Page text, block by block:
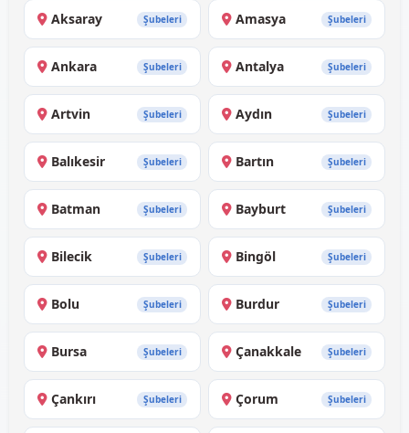
Aksaray Şubeleri Amasya Şubeleri
Ankara Şubeleri Antalya Şubeleri
Artvin Şubeleri Aydın Şubeleri
Balıkesir Şubeleri Bartın Şubeleri
Batman Şubeleri Bayburt Şubeleri
Bilecik Şubeleri Bingöl Şubeleri
Bolu Şubeleri Burdur Şubeleri
Bursa Şubeleri Çanakkale Şubeleri
Çankırı Şubeleri Çorum Şubeleri